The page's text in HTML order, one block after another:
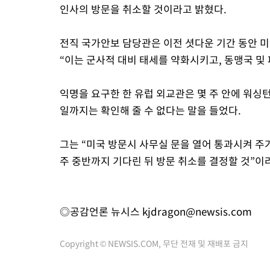
인사의 방문을 취소할 것이라고 밝혔다.
전직 국가안보 담당관은 이전 셧다운 기간 동안
“이는 군사적 대비 태세를 약화시키고, 동맹국
익명을 요구한 한 유럽 외교관은 몇 주 안에 워
일까지는 확인해 줄 수 없다는 말을 들었다.
그는 “미국 방문시 사무실 문을 열어 통과시켜
주 중반까지 기다린 뒤 방문 취소를 결정할 것”이
◎공감언론 뉴시스 kjdragon@newsis.com
Copyright © NEWSIS.COM, 무단 전재 및 재배포 금지